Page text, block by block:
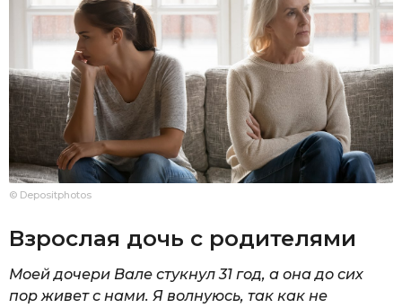
© Depositphotos
Взрослая дочь с родителями
Моей дочери Вале стукнул 31 год, а она до сих
пор живет с нами. Я волнуюсь, так как не